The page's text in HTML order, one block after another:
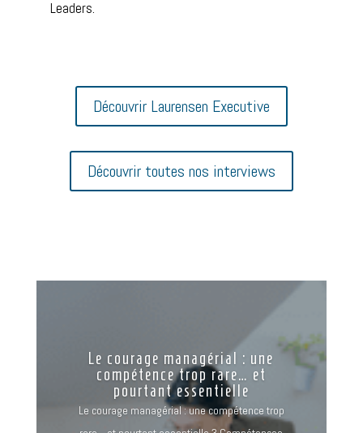
Leaders.
Découvrir Laurensen Executive
Découvrir toutes nos interviews
Le courage managérial : une
compétence trop rare… et
pourtant essentielle
Le courage managérial : une compétence trop